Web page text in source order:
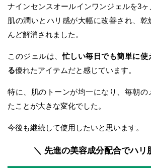
ナインセンスオールインワンジェルを3ヶ
肌の潤いとハリ感が大幅に改善され、乾
んど解消されました。
このジェルは、忙しい毎日でも簡単に使
る優れたアイテムだと感じています。
特に、肌のトーンが均一になり、毎朝の
たことが大きな変化でした。
今後も継続して使用したいと思います。
＼ 先進の美容成分配合でハリ